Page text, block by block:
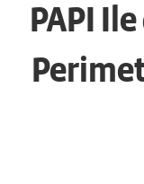
PAPI Ile